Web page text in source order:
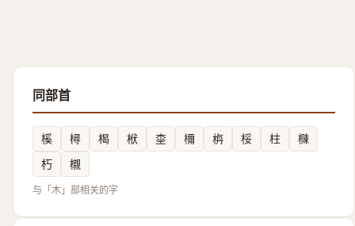
同部首
榽 樳 楬 栿 桽 檷 栴 桵 柱
樄
朽
櫬
与「木」部相关的字